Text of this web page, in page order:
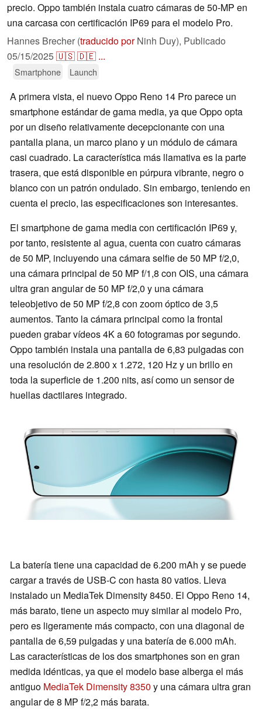
precio. Oppo también instala cuatro cámaras de 50-MP en
una carcasa con certificación IP69 para el modelo Pro.
Hannes Brecher (traducido porNinh Duy), Publicado
05/15/2025🇺🇸🇩🇪 ...
Smartphone Launch
A primera vista, el nuevo Oppo Reno 14 Pro parece un
smartphone estándar de gama media, ya que Oppo opta
por un diseño relativamente decepcionante con una
pantalla plana, un marco plano y un módulo de cámara
casi cuadrado. La característica más llamativa es la parte
trasera, que está disponible en púrpura vibrante, negro o
blanco con un patrón ondulado. Sin embargo, teniendo en
cuenta el precio, las especificaciones son interesantes.
El smartphone de gama media con certificación IP69 y,
por tanto, resistente al agua, cuenta con cuatro cámaras
de 50 MP, incluyendo una cámara selfie de 50 MP f/2,0,
una cámara principal de 50 MP f/1,8 con OIS, una cámara
ultra gran angular de 50 MP f/2,0 y una cámara
teleobjetivo de 50 MP f/2,8 con zoom óptico de 3,5
aumentos. Tanto la cámara principal como la frontal
pueden grabar vídeos 4K a 60 fotogramas por segundo.
Oppo también instala una pantalla de 6,83 pulgadas con
una resolución de 2.800 x 1.272, 120 Hz y un brillo en
toda la superficie de 1.200 nits, así como un sensor de
huellas dactilares integrado.
La batería tiene una capacidad de 6.200 mAh y se puede
cargar a través de USB-C con hasta 80 vatios. Lleva
instalado un MediaTek Dimensity 8450. El Oppo Reno 14,
más barato, tiene un aspecto muy similar al modelo Pro,
pero es ligeramente más compacto, con una diagonal de
pantalla de 6,59 pulgadas y una batería de 6.000 mAh.
Las características de los dos smartphones son en gran
medida idénticas, ya que el modelo base alberga el más
antiguo MediaTek Dimensity 8350 y una cámara ultra gran
angular de 8 MP f/2,2 más barata.